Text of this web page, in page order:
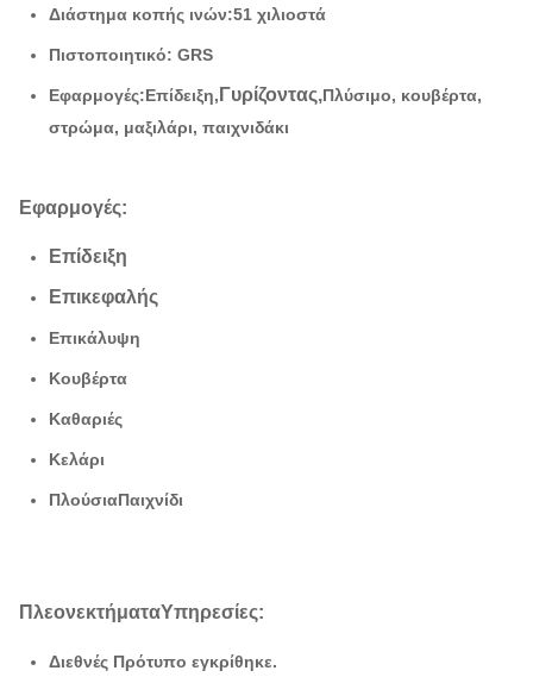
Διάστημα κοπής ινών:51 χιλιοστά
Πιστοποιητικό: GRS
Εφαρμογές:Επίδειξη, Γυρίζοντας,Πλύσιμο, κουβέρτα,
στρώμα, μαξιλάρι, παιχνιδάκι
Εφαρμογές:
Επίδειξη
Επικεφαλής
Επικάλυψη
Κουβέρτα
Καθαριές
Κελάρι
ΠλούσιαΠαιχνίδι
ΠλεονεκτήματαΥπηρεσίες:
Διεθνές Πρότυπο εγκρίθηκε.